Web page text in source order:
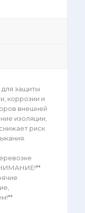
защиты
коррозии и
внешней
изоляции,
риск